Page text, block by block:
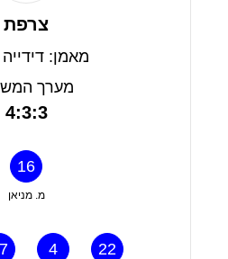
צרפת
מאמן:
מערך
4:3:3
16
מ. מניאן
4 22